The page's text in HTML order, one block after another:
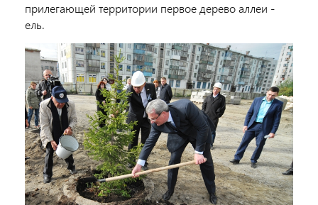
прилегающей территории первое дерево аллеи -
ель.